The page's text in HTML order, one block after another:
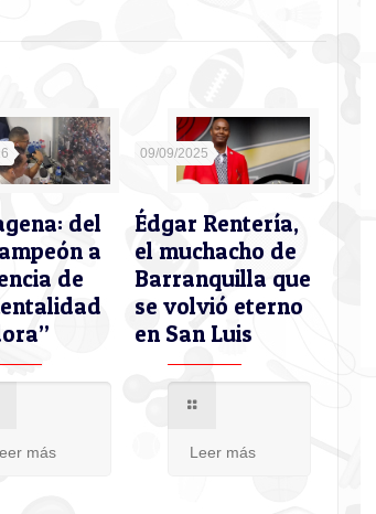
del
a
de
más
09/09/2025
Édgar Rentería,
el muchacho de
Barranquilla que
se volvió eterno
en San Luis
Leer más